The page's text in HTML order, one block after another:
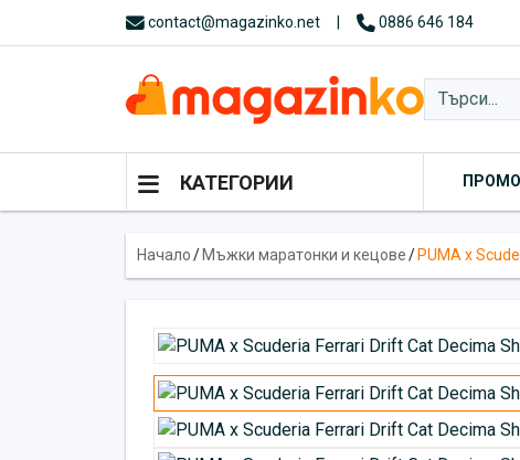
contact@magazinko.net 0886 646 184
КАТЕГОРИИ
Начало/ Мъжки маратонки и кецове/ PUMA x